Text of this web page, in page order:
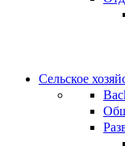
Сельское